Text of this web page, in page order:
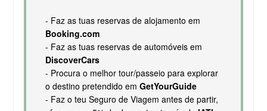
- Faz as tuas reservas de alojamento em
Booking.com
- Faz as tuas reservas de automóveis em
DiscoverCars
- Procura o melhor tour/passeio para explorar
o destino pretendido em GetYourGuide
- Faz o teu Seguro de Viagem antes de partir,